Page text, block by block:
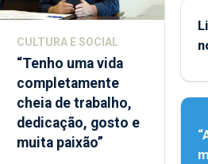
CULTURA E SOCIAL
“Tenho uma vida
completamente
cheia de trabalho,
dedicação, gosto e
muita paixão”